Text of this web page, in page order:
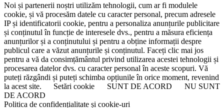
Noi și partenerii noștri utilizăm tehnologii, cum ar fi modulele
cookie, și vă procesăm datele cu caracter personal, precum adresele
IP și identificatorii cookie, pentru a personaliza anunțurile publicitare
și conținutul în funcție de interesele dvs., pentru a măsura eficiența
anunțurilor și a conținutului și pentru a obține informații despre
publicul care a văzut anunțurile și conținutul. Faceți clic mai jos
pentru a vă da consimțământul privind utilizarea acestei tehnologii și
procesarea datelor dvs. cu caracter personal în aceste scopuri. Vă
puteți răzgândi și puteți schimba opțiunile în orice moment, revenind
la acest site.
Setări cookie SUNT DE ACORD
NU SUNT
DE ACORD
Politica de confidențialitate și cookie-uri